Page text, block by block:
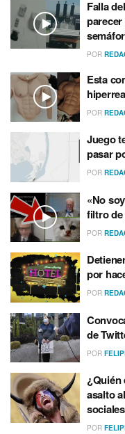
Falla
POR
Esta
POR
Juego
pasar
POR
«No
filtro de
POR
por
POR
de
POR
¿Quién
asalto
POR